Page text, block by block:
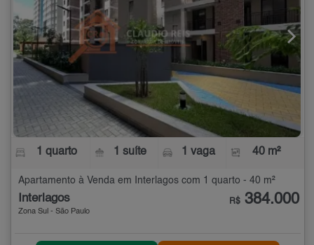
1 quarto 1 suíte 1 vaga 40 m²
Apartamento à Venda em Interlagos com 1 quarto - 40 m²
Interlagos
Zona Sul - São Paulo
R$ 384.000